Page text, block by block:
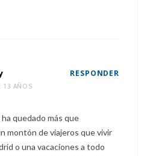
13 AÑOS
RESPONDER
quedado más que
montón de viajeros que vivir
o una vacaciones a todo